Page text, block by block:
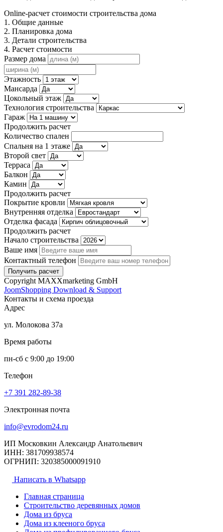
Online-расчет стоимости строительства дома
1. Общие данные
2. Планировка дома
3. Детали строительства
4. Расчет стоимости
Размер дома
Этажность
Мансарда
Цокольный этаж
Технология строительства
Гараж
Продолжить расчет
Количество спален
Спальня на 1 этаже
Второй свет
Терраса
Балкон
Камин
Продолжить расчет
Покрытие кровли
Внутренняя отделка
Отделка фасада
Продолжить расчет
Начало строительства
Ваше имя
Контактный телефон
Copyright MAXXmarketing GmbH
JoomShopping Download & Support
Контакты и схема проезда
Адрес
ул. Молокова 37а
Время работы
пн-сб с 9:00 до 19:00
Телефон
+7 391 282-89-38
Электронная почта
info@evrodom24.ru
ИП Московкин Александр Анатольевич
ИНН: 381709938574
ОГРНИП: 320385000091910
Написать в Whatsapp
Главная страница
Строительство деревянных домов
Дома из бруса
Дома из клееного бруса